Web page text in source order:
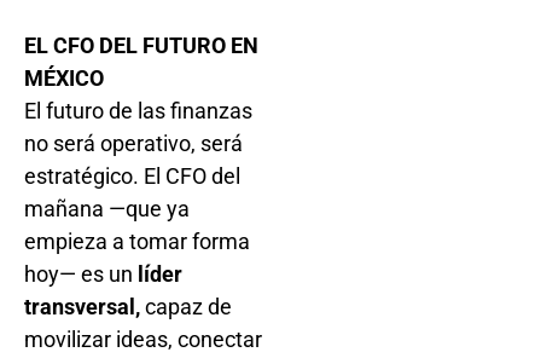
EL CFO DEL FUTURO EN
MÉXICO
El futuro de las finanzas
no será operativo, será
estratégico. El CFO del
mañana —que ya
empieza a tomar forma
hoy— es un líder
transversal,capaz de
movilizar ideas, conectar